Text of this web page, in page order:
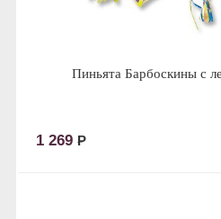
Пиньята Барбоскины с
1 269 Р